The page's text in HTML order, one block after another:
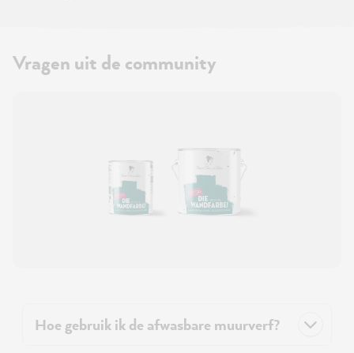
Vragen uit de community
Hoe gebruik ik de afwasbare muurverf?